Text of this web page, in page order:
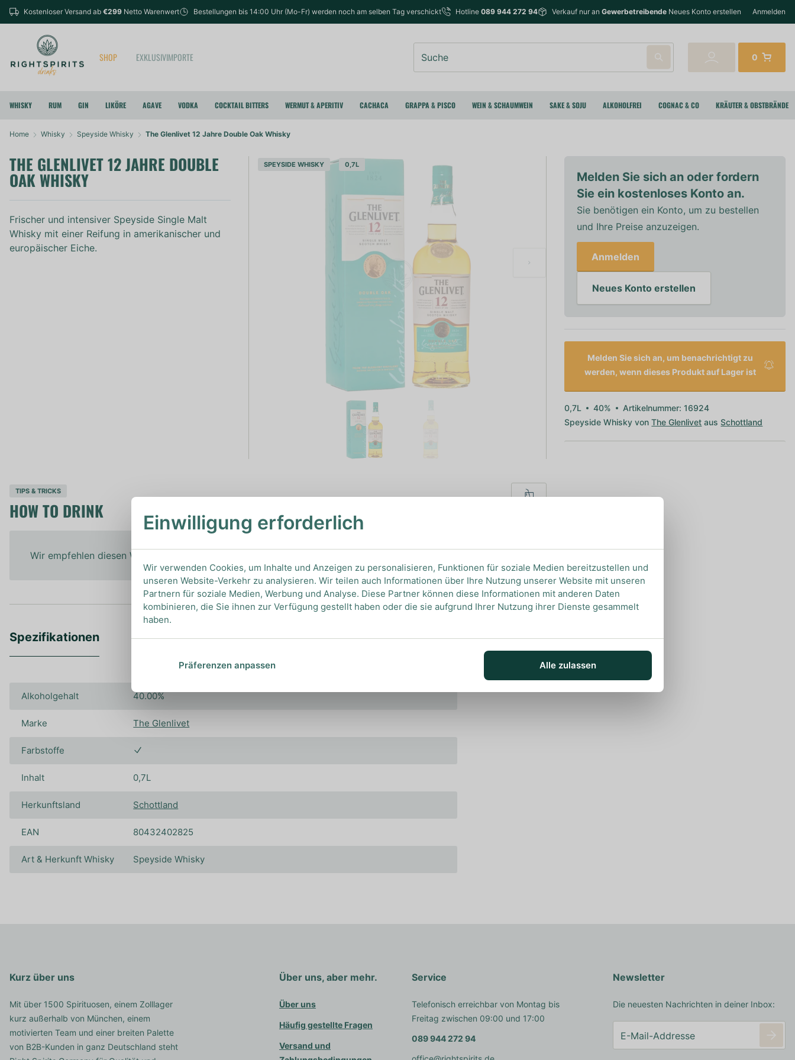
Kostenloser Versand ab €299 Netto Warenwert Bestellungen bis 14:00 Uhr (Mo-Fr) werden noch am selben Tag verschickt Hotline 089 944 272 94 Verkauf nur an Gewerbetreibende Neues Konto erstellen Anmelden
SHOP EXKLUSIVIMPORTE 0
WHISKY RUM GIN LIKÖRE AGAVE VODKA COCKTAIL BITTERS WERMUT & APERITIV CACHACA GRAPPA & PISCO WEIN & SCHAUMWEIN SAKE & SOJU ALKOHOLFREI COGNAC & CO KRÄUTER & OBSTBRÄNDE
Home Whisky Speyside Whisky The Glenlivet 12 Jahre Double Oak Whisky
THE GLENLIVET 12 JAHRE DOUBLE
OAK WHISKY
Frischer und intensiver Speyside Single Malt
Whisky mit einer Reifung in amerikanischer und
europäischer Eiche.
SPEYSIDE WHISKY 0,7L
Melden Sie sich an oder fordern
Sie ein kostenloses Konto an.
Sie benötigen ein Konto, um zu bestellen
und Ihre Preise anzuzeigen.
Anmelden
Neues Konto erstellen
Melden Sie sich an, um benachrichtigt zu
werden, wenn dieses Produkt auf Lager ist
0,7L 40%
Artikelnummer: 16924
Speyside Whisky vonThe Glenlivet ausSchottland
TIPS & TRICKS
HOW TO DRINK
Wir empfehlen diesen Whisky pur zu genießen, um all seine Aromen optimal wahrnehmen zu können.
Spezifikationen
Alkoholgehalt 40.00%
Marke The Glenlivet
Farbstoffe
Inhalt 0,7L
Herkunftsland Schottland
EAN 80432402825
Art & Herkunft Whisky Speyside Whisky
Kurz über uns
Mit über 1500 Spirituosen, einem Zolllager
kurz außerhalb von München, einem
motivierten Team und einer breiten Palette
von B2B-Kunden in ganz Deutschland steht
Über uns, aber mehr.
Über uns
Häufig gestellte Fragen
Versand und
Service
Telefonisch erreichbar von Montag bis
Freitag zwischen 09:00 und 17:00
089 944 272 94
Newsletter
Die neuesten Nachrichten in deiner Inbox:
Einwilligung erforderlich
Wir verwenden Cookies, um Inhalte und Anzeigen zu personalisieren, Funktionen für soziale Medien bereitzustellen und
unseren Website-Verkehr zu analysieren. Wir teilen auch Informationen über Ihre Nutzung unserer Website mit unseren
Partnern für soziale Medien, Werbung und Analyse. Diese Partner können diese Informationen mit anderen Daten
kombinieren, die Sie ihnen zur Verfügung gestellt haben oder die sie aufgrund Ihrer Nutzung ihrer Dienste gesammelt
haben.
Präferenzen anpassen Alle zulassen